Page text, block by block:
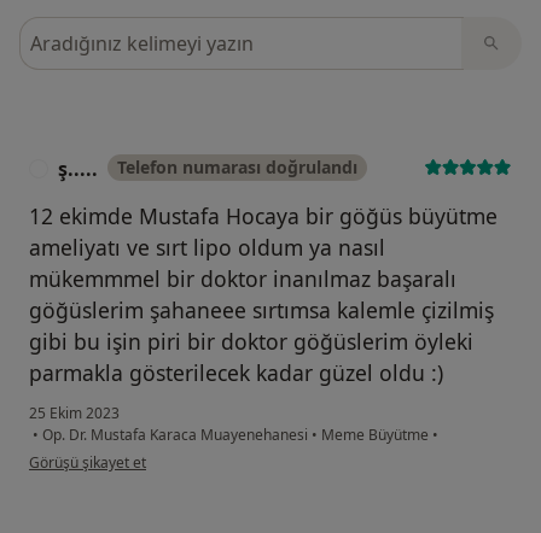
Görüşler içerisinde ara
ş..... Telefon numarası doğrulandı
12 ekimde Mustafa Hocaya bir göğüs büyütme
ameliyatı ve sırt lipo oldum ya nasıl
mükemmmel bir doktor inanılmaz başaralı
göğüslerim şahaneee sırtımsa kalemle çizilmiş
gibi bu işin piri bir doktor göğüslerim öyleki
parmakla gösterilecek kadar güzel oldu :)
25 Ekim 2023
• Op. Dr. Mustafa Karaca Muayenehanesi • Meme Büyütme •
kullanıcının görüşüne göre ş.....
Görüşü şikayet et